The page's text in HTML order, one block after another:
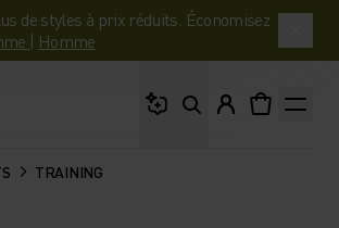
de styles à prix réduits. Économisez
| Homme
TRAINING